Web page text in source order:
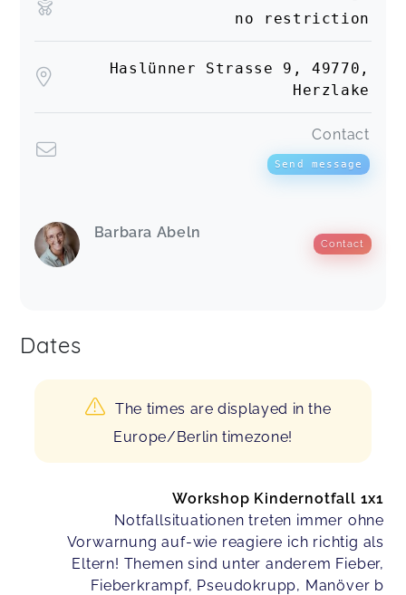
no restriction
Haslünner Strasse 9, 49770,
Herzlake
Contact
Send message
Barbara Abeln
Contact
Dates
The times are displayed in the
Europe/Berlin timezone!
Workshop Kindernotfall 1x1
Notfallsituationen treten immer ohne
Vorwarnung auf-wie reagiere ich richtig als
Eltern! Themen sind unter anderem Fieber,
Fieberkrampf, Pseudokrupp, Manöver b